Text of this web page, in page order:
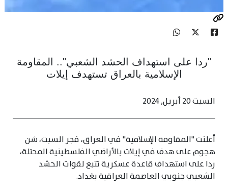
"ردا على استهداف الحشد الشعبي".. المقاومة
الإسلامية بالعراق تستهدف إيلات
السبت 20 أبريل, 2024
أعلنت "المقاومة الإسلامية" في العراق، فجر السبت، شن
هجوم على هدف في إيلات بالأراضي الفلسطينية المحتلة،
ردا على استهداف قاعدة عسكرية تتبع لقوات الحشد
الشعبي جنوبي العاصمة العراقية بغداد.